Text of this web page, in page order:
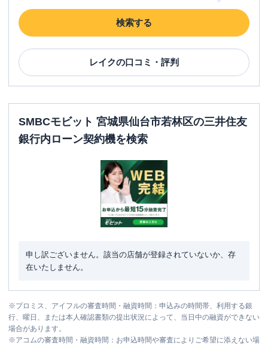
検索する
レイクの口コミ・評判
SMBCモビット 宮城県仙台市若林区の三井住友
銀行内ローン契約機を検索
申し訳ございません。該当の店舗が登録されていないか、存
在いたしません。
※プロミス、アイフルの審査時間・融資時間：申込みの時間帯、利用する銀
行、曜日、または本人確認書類の提出状況によって、当日中の融資ができない
場合があります。
※アコムの審査時間・融資時間：お申込時間や審査によりご希望に添えない場